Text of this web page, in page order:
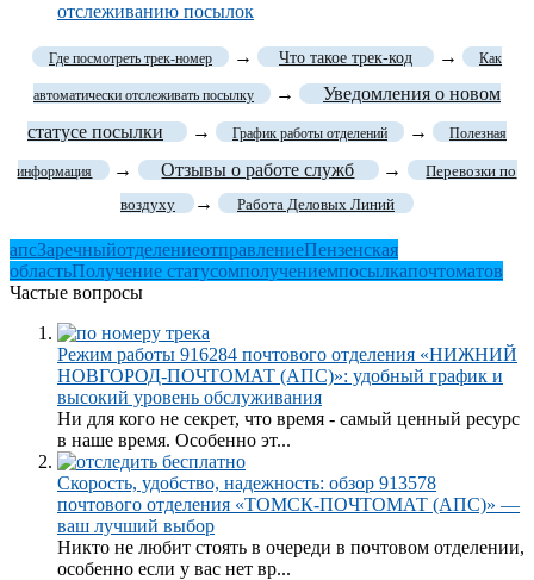
отслеживанию посылок
Где посмотреть трек-номер → Что такое трек-код → Как
автоматически отслеживать посылку →
Уведомления о новом
статусе посылки
→ График работы отделений → Полезная
информация → Отзывы о работе служб →
Перевозки по
воздуху
→ Работа Деловых Линий
апсЗаречныйотделениеотправлениеПензенская
областьПолучение статусомполучениемпосылкапочтоматов
Частые вопросы
Режим работы 916284 почтового отделения «НИЖНИЙ
НОВГОРОД-ПОЧТОМАТ (АПС)»: удобный график и
высокий уровень обслуживания
Ни для кого не секрет, что время - самый ценный ресурс
в наше время. Особенно эт...
Скорость, удобство, надежность: обзор 913578
почтового отделения «ТОМСК-ПОЧТОМАТ (АПС)» —
ваш лучший выбор
Никто не любит стоять в очереди в почтовом отделении,
особенно если у вас нет вр...